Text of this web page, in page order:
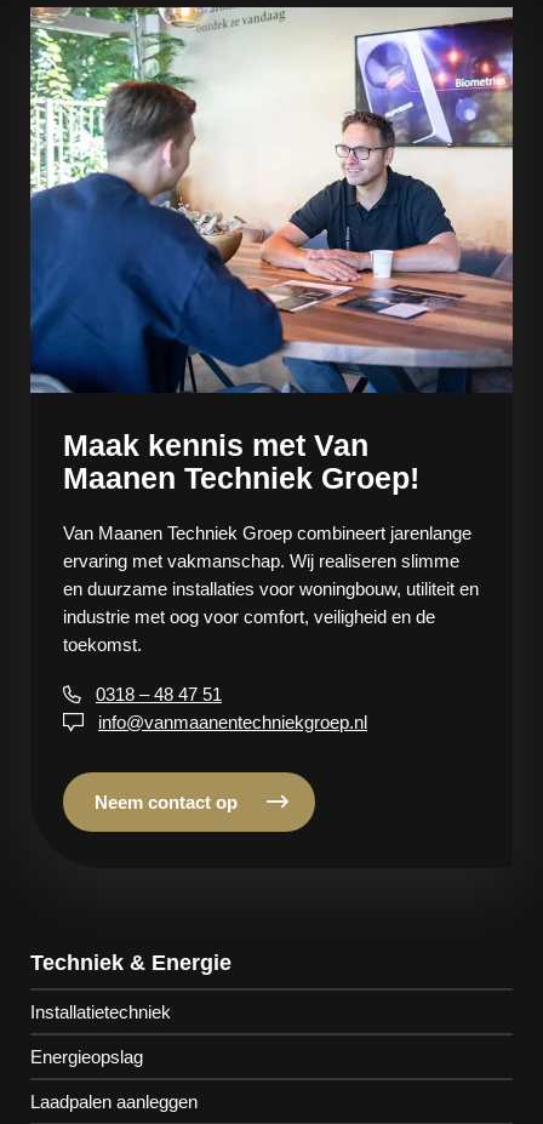
Maak kennis met Van
Maanen Techniek Groep!
Van Maanen Techniek Groep combineert jarenlange
ervaring met vakmanschap. Wij realiseren slimme
en duurzame installaties voor woningbouw, utiliteit en
industrie met oog voor comfort, veiligheid en de
toekomst.
0318 – 48 47 51
info@vanmaanentechniekgroep.nl
Neem contact op
Techniek & Energie
Installatietechniek
Energieopslag
Laadpalen aanleggen